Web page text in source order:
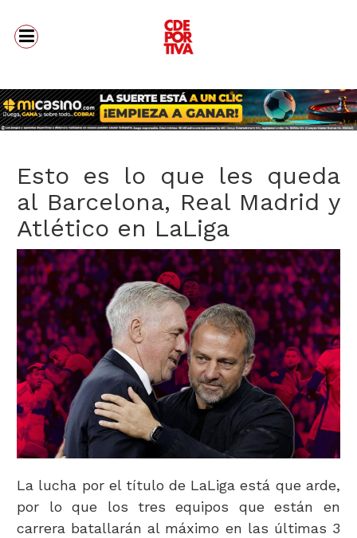
Esto es lo que les queda
al Barcelona, Real Madrid y
Atlético en LaLiga
La lucha por el título de LaLiga está que arde,
por lo que los tres equipos que están en
carrera batallarán al máximo en las últimas 3